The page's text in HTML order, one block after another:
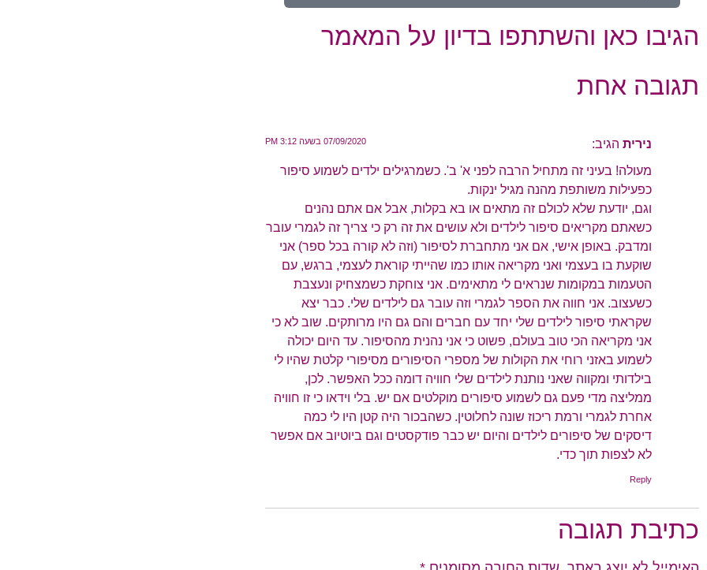
הגיבו כאן והשתתפו בדיון על המאמר
תגובה אחת
נירית הגיב: 07/09/2020 בשעה 3:12 PM
מעולה! בעיני זה מתחיל הרבה לפני א' ב'. כשמרגילים ילדים לשמוע סיפור
כפעילות משותפת מהנה מגיל ינקות.
וגם, יודעת שלא לכולם זה מתאים או בא בקלות, אבל אם אתם נהנים
כשאתם מקריאים סיפור לילדים ולא עושים את זה רק כי צריך זה לגמרי עובר
ומדבק. באופן אישי, אם אני מתחברת לסיפור (וזה לא קורה בכל ספר) אני
שוקעת בו בעצמי ואני מקריאה אותו כמו שהייתי קוראת לעצמי, ברגש, עם
הטעמות במקומות שנראים לי מתאימים. אני צוחקת כשמצחיק ונעצבת
כשעצוב. אני חווה את הספר לגמרי וזה עובר גם לילדים שלי. כבר יצא
שקראתי סיפור לילדים שלי יחד עם חברים והם גם היו מרותקים. שוב לא כי
אני מקריאה הכי טוב בעולם, פשוט כי אני נהנית מהסיפור. עד היום יכולה
לשמוע באזני רוחי את הקולות של מספרי הסיפורים מסיפורי קלטת שהיו לי
בילדותי ומקווה שאני נותנת לילדים שלי חוויה דומה ככל האפשר. לכן,
ממליצה מדי פעם גם לשמוע סיפורים מוקלטים אם יש. בלי וידאו כי זו חוויה
אחרת לגמרי ורמת ריכוז שונה לחלוטין. כשהבכור היה קטן היו לי כמה
דיסקים של סיפורים לילדים והיום יש כבר פודקסטים וגם ביוטיוב אם אפשר
לא לצפות תוך כדי.
Reply
כתיבת תגובה